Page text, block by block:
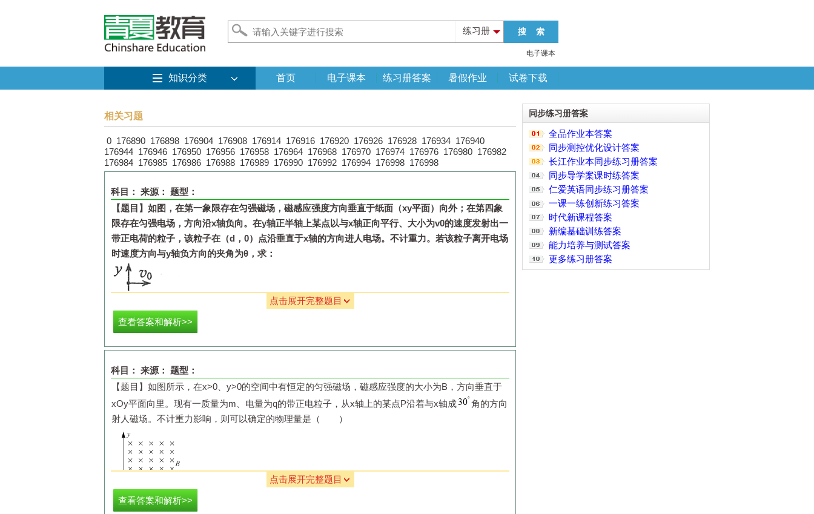
练习册
电子课本
知识分类 首页 电子课本 练习册答案 暑假作业 试卷下载
相关习题
0 176890 176898 176904 176908 176914 176916 176920 176926 176928 176934 176940
176944 176946 176950 176956 176958 176964 176968 176970 176974 176976 176980 176982
176984 176985 176986 176988 176989 176990 176992 176994 176998 176998
科目： 来源： 题型：
【题目】 如图，在第一象限存在匀强磁场，磁感应强度方向垂直于纸面（xy平面）向外；在第四象
限存在匀强电场，方向沿x轴负向。在y轴正半轴上某点以与x轴正向平行、大小为v0的速度发射出一
带正电荷的粒子，该粒子在（d，0）
点沿垂直于x轴的方向进人电场。不计重力。若该粒子离开电场
时速度方向与y轴负方向的夹角为θ ，求 ：
（2）该粒子在电场中运动的时间。
点击展开完整题目
查看答案和解析>>
科目： 来源： 题型：
【题目】 如图所示，在x>0 y>0的空间中有恒定的匀强磁场，磁感应强度的大小为B ，方向垂直于
xOy平面向里。现有一质量为m 、电量为q的带正电粒子，从x轴上的某点P沿着与x轴成
角的方向
射人磁场。不计重力影响，则可以确定的物理量是（ ）
A.粒子在磁场中运动的时间
点击展开完整题目
查看答案和解析>>
同步练习册答案
全品作业本答案
同步测控优化设计答案
长江作业本同步练习册答案
同步导学案课时练答案
仁爱英语同步练习册答案
一课一练创新练习答案
时代新课程答案
新编基础训练答案
能力培养与测试答案
更多练习册答案